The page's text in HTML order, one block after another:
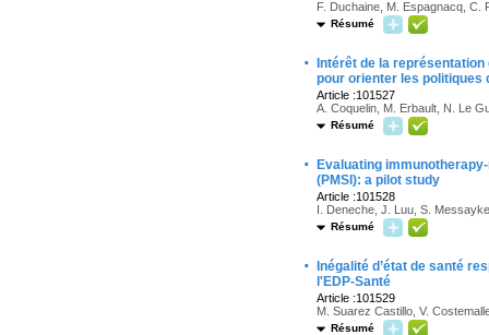
F. Duchaine, M. Espagnacq, C.
Résumé
·
Intérêt de la
pour orienter les politiques
Article :101527
A. Coquelin, M. Erbault, N. Le
Résumé
·
Evaluating
(PMSI): a pilot study
Article :101528
I. Deneche, J. Luu, S.
Résumé
·
Inégalité d’état de santé
l'EDP-Santé
Article :101529
M. Suarez Castillo, V.
Résumé